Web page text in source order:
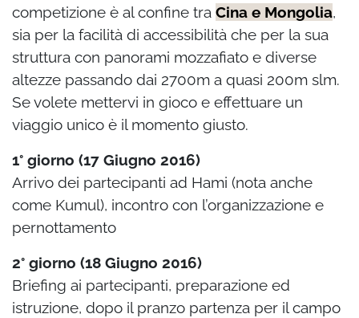
competizione è al confine tra Cina e Mongolia,
sia per la facilità di accessibilità che per la sua
struttura con panorami mozzafiato e diverse
altezze passando dai 2700m a quasi 200m slm.
Se volete mettervi in gioco e effettuare un
viaggio unico è il momento giusto.
1° giorno (17 Giugno 2016)
Arrivo dei partecipanti ad Hami (nota anche
come Kumul), incontro con l’organizzazione e
pernottamento
2° giorno (18 Giugno 2016)
Briefing ai partecipanti, preparazione ed
istruzione, dopo il pranzo partenza per il campo